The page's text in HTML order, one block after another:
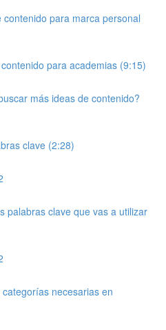
contenido para marca personal
para academias (9:15)
más ideas de contenido?
clave (2:28)
palabras clave que vas a utilizar
necesarias en